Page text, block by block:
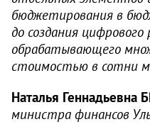
бюджетирования в
до создания
обрабатывающего
стоимостью в сотни
Наталья
министра финансов